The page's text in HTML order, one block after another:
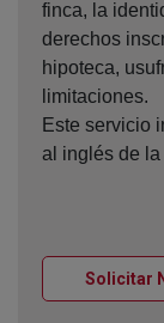
finca, la
derechos
hipoteca,
limitaciones.
Este servicio
al inglés de
Solicitar